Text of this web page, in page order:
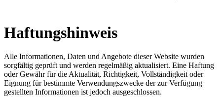
Haftungshinweis
Alle Informationen, Daten und Angebote dieser Website wurden
sorgfältig geprüft und werden regelmäßig aktualisiert. Eine Haftung
oder Gewähr für die Aktualität, Richtigkeit, Vollständigkeit oder
Eignung für bestimmte Verwendungszwecke der zur Verfügung
gestellten Informationen ist jedoch ausgeschlossen.